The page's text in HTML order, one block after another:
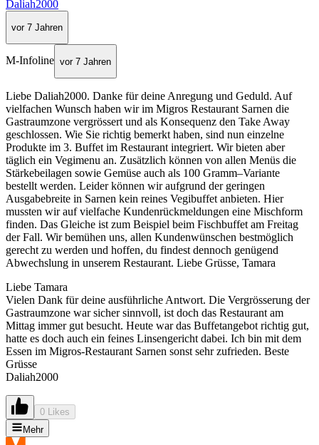
Daliah2000
vor 7 Jahren
M-Infoline vor 7 Jahren
Liebe Daliah2000. Danke für deine Anregung und Geduld. Auf
vielfachen Wunsch haben wir im Migros Restaurant Sarnen die
Gastraumzone vergrössert und als Konsequenz den Take Away
geschlossen. Wie Sie richtig bemerkt haben, sind nun einzelne
Produkte im 3. Buffet im Restaurant integriert. Wir bieten aber
täglich ein Vegimenu an. Zusätzlich können von allen Menüs die
Stärkebeilagen sowie Gemüse auch als 100 Gramm–Variante
bestellt werden. Leider können wir aufgrund der geringen
Ausgabebreite in Sarnen kein reines Vegibuffet anbieten. Hier
mussten wir auf vielfache Kundenrückmeldungen eine Mischform
finden. Das Gleiche ist zum Beispiel beim Fischbuffet am Freitag
der Fall. Wir bemühen uns, allen Kundenwünschen bestmöglich
gerecht zu werden und hoffen, du findest dennoch genügend
Abwechslung in unserem Restaurant. Liebe Grüsse, Tamara
Liebe Tamara
Vielen Dank für deine ausführliche Antwort. Die Vergrösserung der
Gastraumzone war sicher sinnvoll, ist doch das Restaurant am
Mittag immer gut besucht. Heute war das Buffetangebot richtig gut,
hatte es doch auch ein feines Linsengericht dabei. Ich bin mit dem
Essen im Migros-Restaurant Sarnen sonst sehr zufrieden. Beste
Grüsse
Daliah2000
0 Likes
Mehr